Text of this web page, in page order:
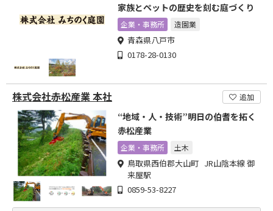
家族とペットの歴史を刻む庭づくり
企業・事務所 造園業
青森県八戸市
0178-28-0130
株式会社赤松産業 本社 追加
“地域・人・技術”明日の伯耆を拓く
赤松産業
企業・事務所 土木
鳥取県西伯郡大山町 JR山陰本線 御
来屋駅
0859-53-8227